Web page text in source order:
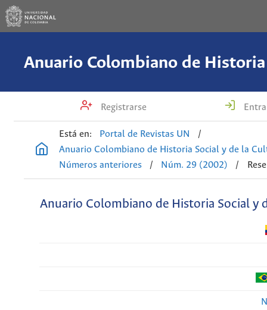
Registrarse
Está en: Portal de Revistas UN
/
Anuario Colombiano de Historia Social y de la
Números anteriores
/ Núm. 29 (2002) /
Anuario Colombiano de Historia Social y